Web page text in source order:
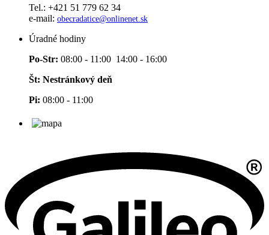
Tel.: +421 51 779 62 34
e-mail: obecradatice@onlinenet.sk
Úradné hodiny
Po-Str: 08:00 - 11:00 14:00 - 16:00
Št: Nestránkový deň
Pi: 08:00 - 11:00